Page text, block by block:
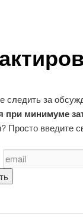
следить за
при минимуме
Просто введите